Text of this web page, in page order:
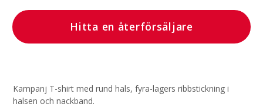
Hitta en återförsäljare
Kampanj T-shirt med rund hals, fyra-lagers ribbstickning i
halsen och nackband.